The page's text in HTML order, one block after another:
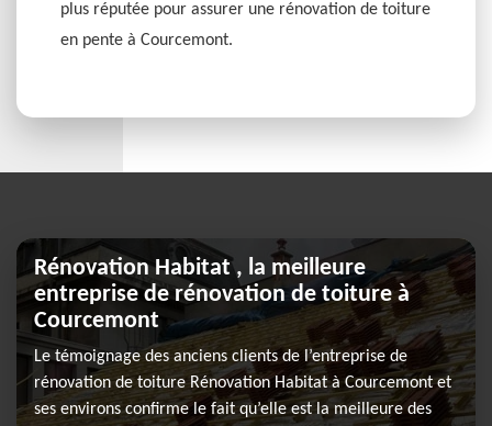
plus réputée pour assurer une rénovation de toiture
en pente à Courcemont.
Rénovation Habitat , la meilleure
entreprise de rénovation de toiture à
Courcemont
Le témoignage des anciens clients de l’entreprise de
rénovation de toiture Rénovation Habitat à Courcemont et
ses environs confirme le fait qu’elle est la meilleure des